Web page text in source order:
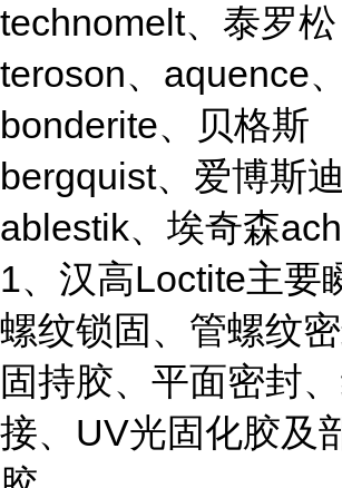
technomelt、泰罗松
teroson、aquence、
bonderite、贝格斯
bergquist、爱博斯
ablestik、埃奇森
1、汉高Loctite主要
螺纹锁固、管螺纹
固持胶、平面密封
接、UV光固化胶及